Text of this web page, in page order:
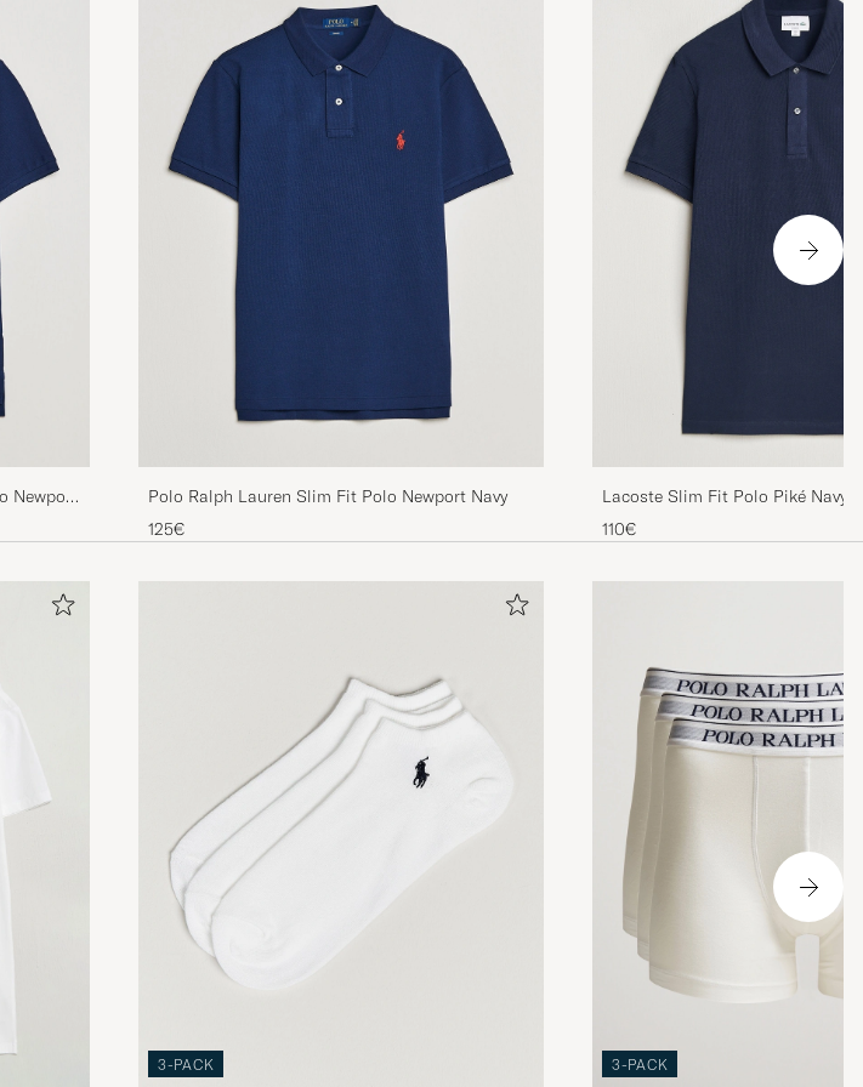
att köpa Polo Ralph Lauren (
AM AUF CAREOFCARL.SE
shoppingen. Så otrolig snabb leverans, har aldrig
med leveranser eller returer. Produkterna är
verkligen rekommenderas.
AUF CAREOFCARL.NO
som man bör ha i sin garderob.
og, som vanlig, rask levert av CareOfCarl.
AM AUF CAREOFCARL.NO
tröjan och krymper på längden när den tvättas
Newport
Polo Ralph Lauren Slim Fit Polo Newport Navy
125€
Lacoste Slim Fit Polo Piké Navy
110€
3-PACK 3-PACK